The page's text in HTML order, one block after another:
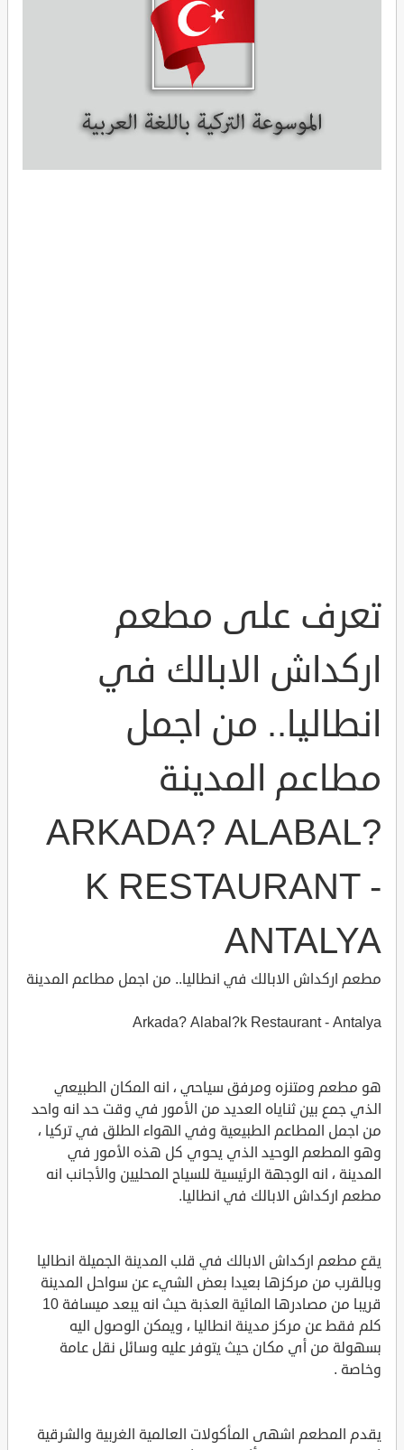
تعرف على مطعم
اركداش الابالك في
انطاليا.. من اجمل
مطاعم المدينة
ARKADA? ALABAL?
K RESTAURANT -
ANTALYA
مطعم اركداش الابالك في انطاليا.. من اجمل مطاعم المدينة
Arkada? Alabal?k Restaurant - Antalya
هو مطعم ومتنزه ومرفق سياحي ، انه المكان الطبيعي
الذي جمع بين ثناياه العديد من الأمور في وقت حد انه واحد
من اجمل المطاعم الطبيعية وفي الهواء الطلق في تركيا ،
وهو المطعم الوحيد الذي يحوي كل هذه الأمور في
المدينة ، انه الوجهة الرئيسية للسياح المحليين والأجانب انه
مطعم اركداش الابالك في انطاليا.
يقع مطعم اركداش الابالك في قلب المدينة الجميلة انطاليا
وبالقرب من مركزها بعيدا بعض الشيء عن سواحل المدينة
قريبا من مصادرها المائية العذبة حيث انه يبعد ميسافة 10
كلم فقط عن مركز مدينة انطاليا ، ويمكن الوصول اليه
بسهولة من أي مكان حيث يتوفر عليه وسائل نقل عامة
وخاصة .
يقدم المطعم اشهى المأكولات العالمية الغربية والشرقية